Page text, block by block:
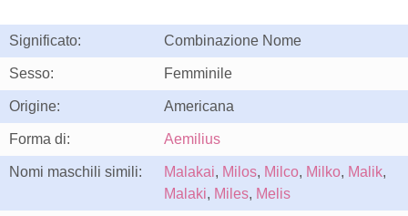
Significato: Combinazione Nome
Sesso: Femminile
Origine: Americana
Forma di: Aemilius
Nomi maschili simili: Malakai, Milos, Milco, Milko, Malik,
Malaki, Miles, Melis